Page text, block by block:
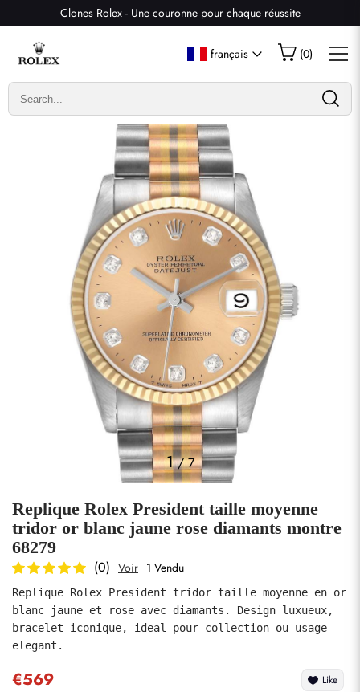
Clones Rolex - Une couronne pour chaque réussite
français (0)
1/7
Replique Rolex President taille moyenne
tridor or blanc jaune rose diamants montre
68279
(0) Voir 1 Vendu
Replique Rolex President tridor taille moyenne en or
blanc jaune et rose avec diamants. Design luxueux,
bracelet iconique, ideal pour collection ou usage
elegant.
€569 Like
Écrire un commentaire
Seuls les clients ayant acheté cet article sont autorisés à
laisser un commentaire.
commentaires
soumettre